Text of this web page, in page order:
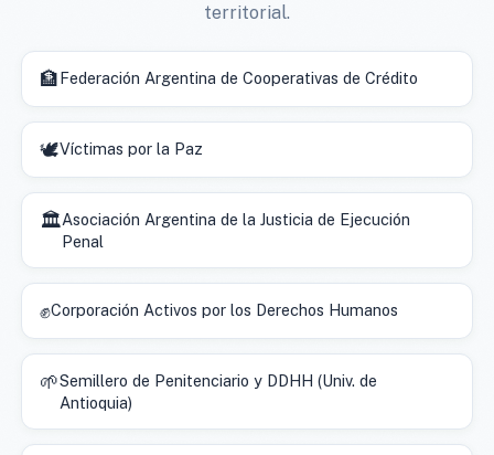
territorial.
🏦Federación Argentina de Cooperativas de Crédito
🕊️Víctimas por la Paz
🏛️Asociación Argentina de la Justicia de Ejecución
Penal
✊Corporación Activos por los Derechos Humanos
🌱Semillero de Penitenciario y DDHH (Univ. de
Antioquia)